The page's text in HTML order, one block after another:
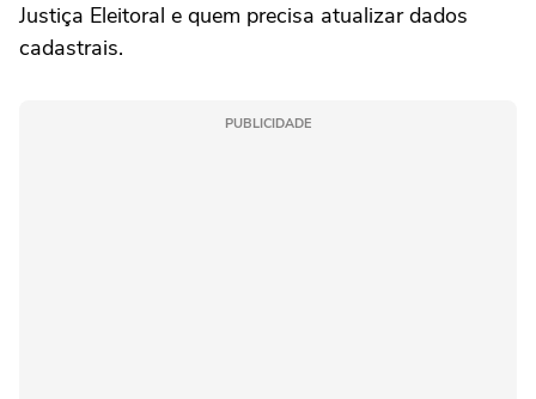
Justiça Eleitoral e quem precisa atualizar dados
cadastrais.
PUBLICIDADE